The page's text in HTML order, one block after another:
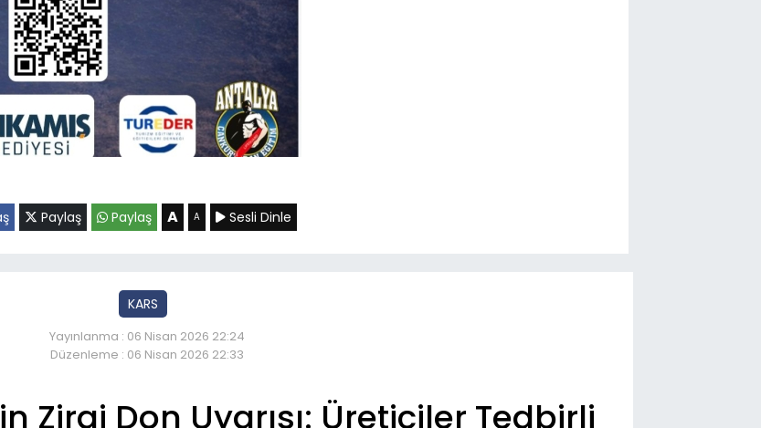
Paylaş Paylaş A A Sesli Dinle
KARS
Yayınlanma : 06 Nisan 2026 22:24
Düzenleme : 06 Nisan 2026 22:33
Zirai Don Uyarısı: Üreticiler Tedbirli